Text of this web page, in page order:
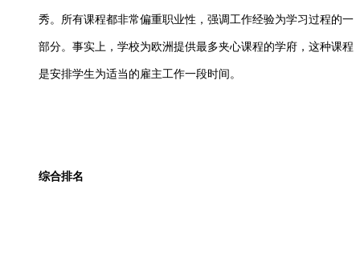
秀。所有课程都非常偏重职业性，强调工作经验为学习过程的一
部分。事实上，学校为欧洲提供最多夹心课程的学府，这种课程
是安排学生为适当的雇主工作一段时间。
综合排名